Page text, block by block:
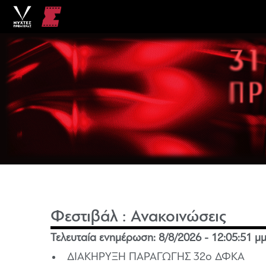
Φεστιβάλ :Ανακοινώσεις
Τελευταία ενημέρωση: 8/8/2026 - 12:05:51
ΔΙΑΚΗΡΥΞΗ ΠΑΡΑΓΩΓΗΣ 32ο ΔΦΚΑ